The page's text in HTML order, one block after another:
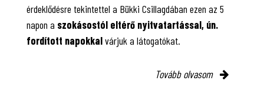
érdeklődésre tekintettel a Bükki Csillagdában ezen az 5
napon a szokásostól eltérő nyitvatartással, ún.
fordított napokkalvárjuk a látogatókat.
Tovább olvasom